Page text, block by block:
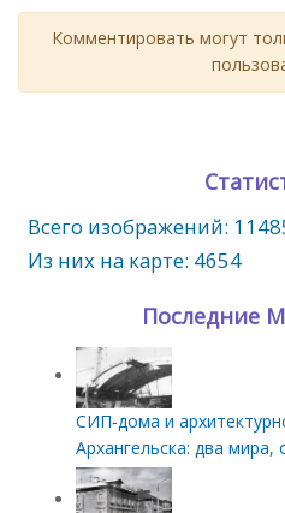
Комментировать могут
Всего изображений:
Из них на карте: 4654
Последние
СИП‑дома и
Архангельска: два мира,